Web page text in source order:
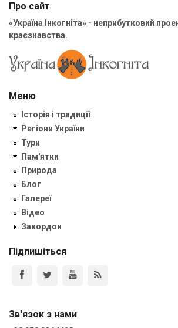
Про сайт
«Україна Інкогніта» - неприбутковий
краєзнавства.
Меню
Історія і традиції
Регіони України
Тури
Пам'ятки
Природа
Блог
Галереї
Відео
Закордон
Підпишіться
Зв'язок з нами